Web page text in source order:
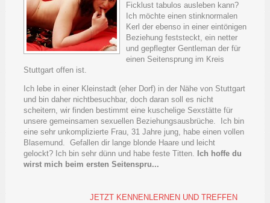
Ficklust tabulos ausleben kann?
Ich möchte einen stinknormalen
Kerl der ebenso in einer eintönigen
Beziehung feststeckt, ein netter
und gepflegter Gentleman der für
einen Seitensprung im Kreis
Stuttgart offen ist.
Ich lebe in einer Kleinstadt (eher Dorf) in der Nähe von Stuttgart
und bin daher nichtbesuchbar, doch daran soll es nicht
scheitern, wir finden bestimmt eine kuschelige Sexstätte für
unsere gemeinsamen sexuellen Beziehungsausbrüche. Ich bin
eine sehr unkomplizierte Frau, 31 Jahre jung, habe einen vollen
Blasemund. Gefallen dir lange blonde Haare und leicht
gelockt? Ich bin sehr dünn und habe feste Titten. Ich hoffe du
wirst mich beim ersten Seitenspru...
JETZT KENNENLERNEN UND TREFFEN